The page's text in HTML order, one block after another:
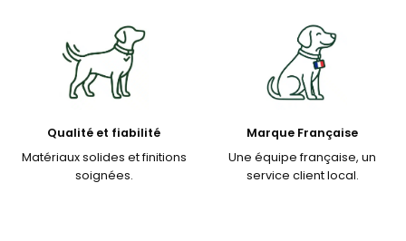
Qualité et fiabilité
Matériaux solides et finitions
soignées.
Marque Française
Une équipe française, un
service client local.